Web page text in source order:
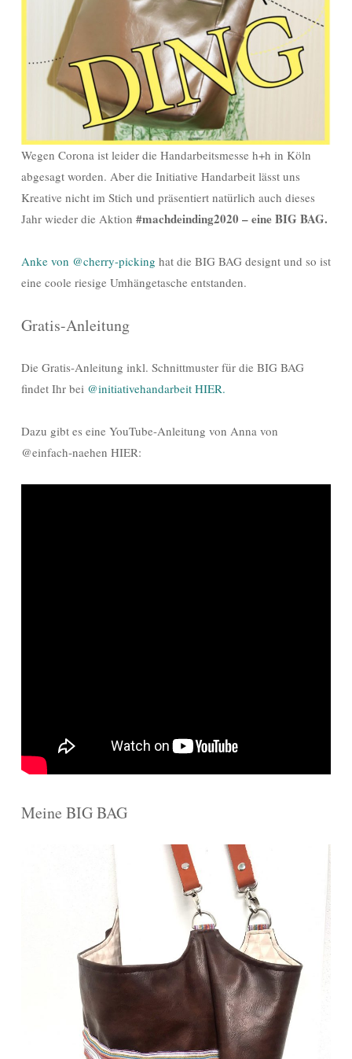
Wegen Corona ist leider die Handarbeitsmesse h+h in Köln
abgesagt worden. Aber die Initiative Handarbeit lässt uns
Kreative nicht im Stich und präsentiert natürlich auch dieses
Jahr wieder die Aktion #machdeinding2020 – eine BIG BAG.
Anke von @cherry-picking hat die BIG BAG designt und so ist
eine coole riesige Umhängetasche entstanden.
Gratis-Anleitung
Die Gratis-Anleitung inkl. Schnittmuster für die BIG BAG
findet Ihr bei @initiativehandarbeit HIER.
Dazu gibt es eine YouTube-Anleitung von Anna von
@einfach-naehen HIER:
Meine BIG BAG